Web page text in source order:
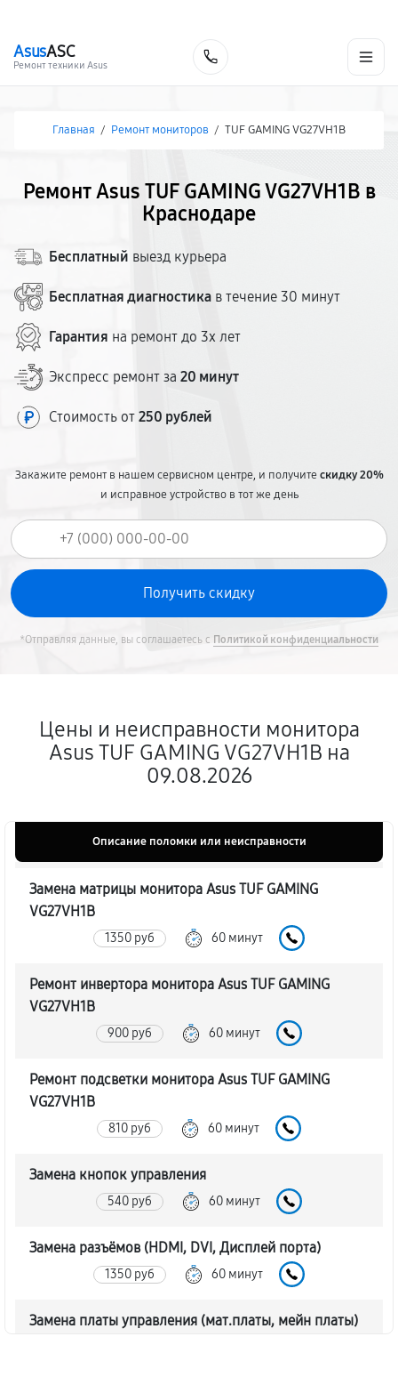
AsusASC
Ремонт техники Asus
Главная / Ремонт мониторов / TUF GAMING VG27VH1B
Ремонт Asus TUF GAMING VG27VH1B в
Краснодаре
Бесплатный выезд курьера
Бесплатная диагностика в течение 30 минут
Гарантия на ремонт до 3х лет
Экспресс ремонт за 20 минут
Стоимость от 250 рублей
Закажите ремонт в нашем сервисном центре, и получитескидку 20%
и исправное устройство в тот же день
*Отправляя данные, вы соглашаетесь с Политикой конфиденциальности
Цены и неисправности монитора
Asus TUF GAMING VG27VH1B на
09.08.2026
Описание поломки или неисправности
Замена матрицы монитора Asus TUF GAMING
VG27VH1B
1350 руб 60 минут
Ремонт инвертора монитора Asus TUF GAMING
VG27VH1B
900 руб 60 минут
Ремонт подсветки монитора Asus TUF GAMING
VG27VH1B
810 руб 60 минут
Замена кнопок управления
540 руб 60 минут
Замена разъёмов (HDMI, DVI, Дисплей порта)
1350 руб 60 минут
Замена платы управления (мат.платы, мейн платы)